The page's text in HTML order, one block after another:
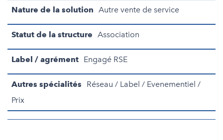
Nature de la solution Autre vente de service
Statut de la structure Association
Label / agrément Engagé RSE
Autres spécialités
Réseau / Label / Evenementiel /
Prix